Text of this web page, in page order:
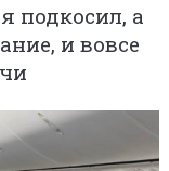
подкосил, а
и вовсе